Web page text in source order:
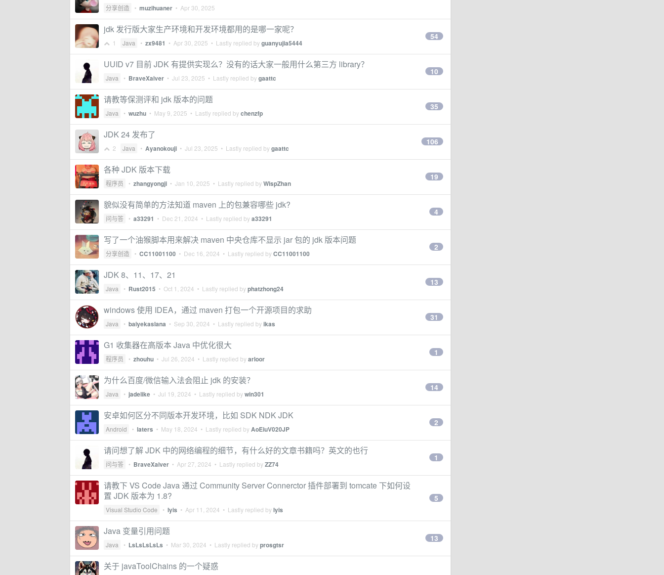
分享创造 • muzihuaner • Apr 30, 2025
jdk 发行版大家生产环境和开发环境都用的是哪一家呢？
1 Java • zx9481 • Apr 30, 2025 • Lastly replied byguanyujia5444
54
UUID v7 目前 JDK 有提供实现么？没有的话大家一般用什么第三方 library？
Java • BraveXaiver • Jul 23, 2025 • Lastly replied bygaattc
10
请教等保测评和 jdk 版本的问题
Java • wuzhu • May 9, 2025 • Lastly replied bychenzfp
35
JDK 24 发布了
2 Java • Ayanokouji • Jul 23, 2025 • Lastly replied bygaattc
106
各种 JDK 版本下载
程序员 • zhangyongji • Jan 10, 2025 • Lastly replied byWispZhan
19
貌似没有简单的方法知道 maven 上的包兼容哪些 jdk?
问与答 • a33291 • Dec 21, 2024 • Lastly replied bya33291
4
写了一个油猴脚本用来解决 maven 中央仓库不显示 jar 包的 jdk 版本问题
分享创造 • CC11001100 • Dec 16, 2024 • Lastly replied byCC11001100
2
JDK 8、11、17、21
Java • Rust2015 • Oct 1, 2024 • Lastly replied byphatzhong24
13
windows 使用 IDEA，通过 maven 打包一个开源项目的求助
Java • baiyekaslana • Sep 30, 2024 • Lastly replied byikas
31
G1 收集器在高版本 Java 中优化很大
程序员 • zhouhu • Jul 26, 2024 • Lastly replied byarloor
1
为什么百度/微信输入法会阻止 jdk 的安装？
Java • jadelike • Jul 19, 2024 • Lastly replied bywin301
14
安卓如何区分不同版本开发环境，比如 SDK NDK JDK
Android • laters • May 18, 2024 • Lastly replied byAoEiuV020JP
2
请问想了解 JDK 中的网络编程的细节，有什么好的文章书籍吗？英文的也行
问与答 • BraveXaiver • Apr 27, 2024 • Lastly replied byZZ74
1
请教下 VS Code Java 通过 Community Server Connerctor 插件部署到 tomcate 下如何设
置 JDK 版本为 1.8?
Visual Studio Code • lyis • Apr 11, 2024 • Lastly replied bylyis
5
Java 变量引用问题
Java • LsLsLsLsLs • Mar 30, 2024 • Lastly replied byprosgtsr
13
关于 javaToolChains 的一个疑惑